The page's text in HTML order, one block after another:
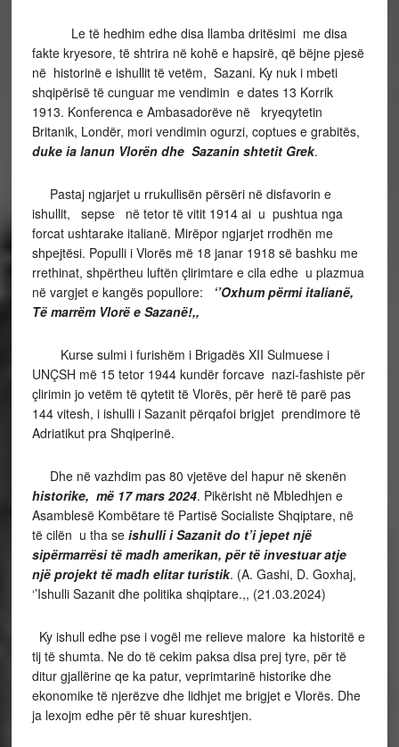
Le të hedhim edhe disa llamba dritësimi me disa
fakte kryesore, të shtrira në kohë e hapsirë, që bëjne pjesë
në historinë e ishullit të vetëm, Sazani. Ky nuk i mbeti
shqipërisë të cunguar me vendimin e dates 13 Korrik
1913. Konferenca e Ambasadorëve në kryeqytetin
Britanik, Londër, mori vendimin ogurzi, coptues e grabitës,
duke ia lanun Vlorën dhe Sazanin shtetit Grek.
Pastaj ngjarjet u rrukullisën përsëri në disfavorin e
ishullit, sepse në tetor të vitit 1914 ai u pushtua nga
forcat ushtarake italianë. Mirëpor ngjarjet rrodhën me
shpejtësi. Populli i Vlorës më 18 janar 1918 së bashku me
rrethinat, shpërtheu luftën çlirimtare e cila edhe u plazmua
në vargjet e kangës popullore: ‘’Oxhum përmi italianë,
Të marrëm Vlorë e Sazanë!,,
Kurse sulmi i furishëm i Brigadës XII Sulmuese i
UNÇSH më 15 tetor 1944 kundër forcave nazi-fashiste për
çlirimin jo vetëm të qytetit të Vlorës, për herë të parë pas
144 vitesh, i ishulli i Sazanit përqafoi brigjet prendimore të
Adriatikut pra Shqiperinë.
Dhe në vazhdim pas 80 vjetëve del hapur në skenën
historike, më 17 mars 2024. Pikërisht në Mbledhjen e
Asamblesë Kombëtare të Partisë Socialiste Shqiptare, në
të cilën u tha se ishulli i Sazanit do t’i jepet një
sipërmarrësi të madh amerikan, për të investuar atje
një projekt të madh elitar turistik. (A. Gashi, D. Goxhaj,
‘’Ishulli Sazanit dhe politika shqiptare.,, (21.03.2024)
Ky ishull edhe pse i vogël me relieve malore ka historitë e
tij të shumta. Ne do të cekim paksa disa prej tyre, për të
ditur gjallërine qe ka patur, veprimtarinë historike dhe
ekonomike të njerëzve dhe lidhjet me brigjet e Vlorës. Dhe
ja lexojm edhe për të shuar kureshtjen.